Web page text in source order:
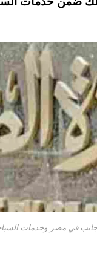
في مصر وخدمات